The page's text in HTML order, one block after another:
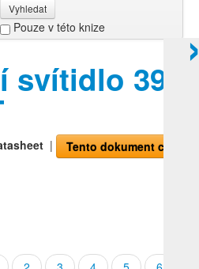
Vyhledat
Pouze v této knize
svítidlo
| Tento dokument chci!